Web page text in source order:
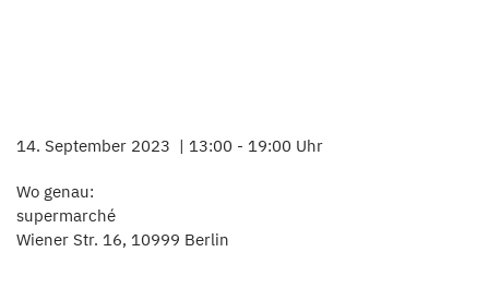
14. September 2023 13:00 - 19:00 Uhr
Wo genau:
supermarché
Wiener Str. 16, 10999 Berlin